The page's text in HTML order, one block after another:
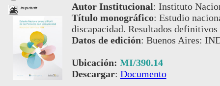
imprimir Autor Institucional: Instituto
Título monográfico: Estudio
discapacidad. Resultados definitivos
Datos de edición: Buenos Aires:
Ubicación: MI/390.14
Descargar: Documento